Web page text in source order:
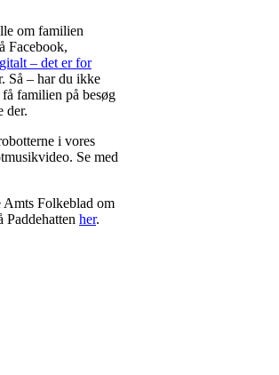
vaivattomuutta:
pakkaus tekevät
esiin kausi-
käsi kädessä,
ratkaisulta
jonottamista tai
om familien
Facebook,
– det er for
Så – har du ikke
familien på besøg
der.
i vores
Se med
Folkeblad om
Paddehatten her.